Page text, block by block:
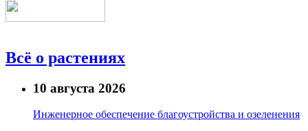
Всё о растениях
10 августа 2026
Инженерное обеспечение благоустройства и озеленения